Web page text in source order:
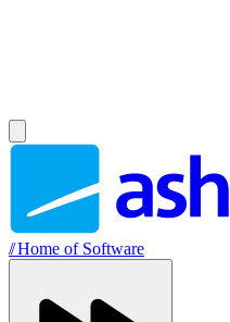
//Home of Software